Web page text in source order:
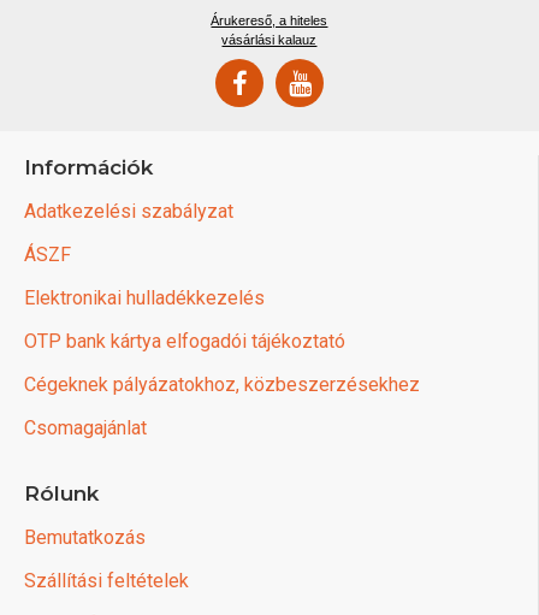
Árukereső, a hiteles
vásárlási kalauz
Információk
Adatkezelési szabályzat
ÁSZF
Elektronikai hulladékkezelés
OTP bank kártya elfogadói tájékoztató
Cégeknek pályázatokhoz, közbeszerzésekhez
Csomagajánlat
Rólunk
Bemutatkozás
Szállítási feltételek